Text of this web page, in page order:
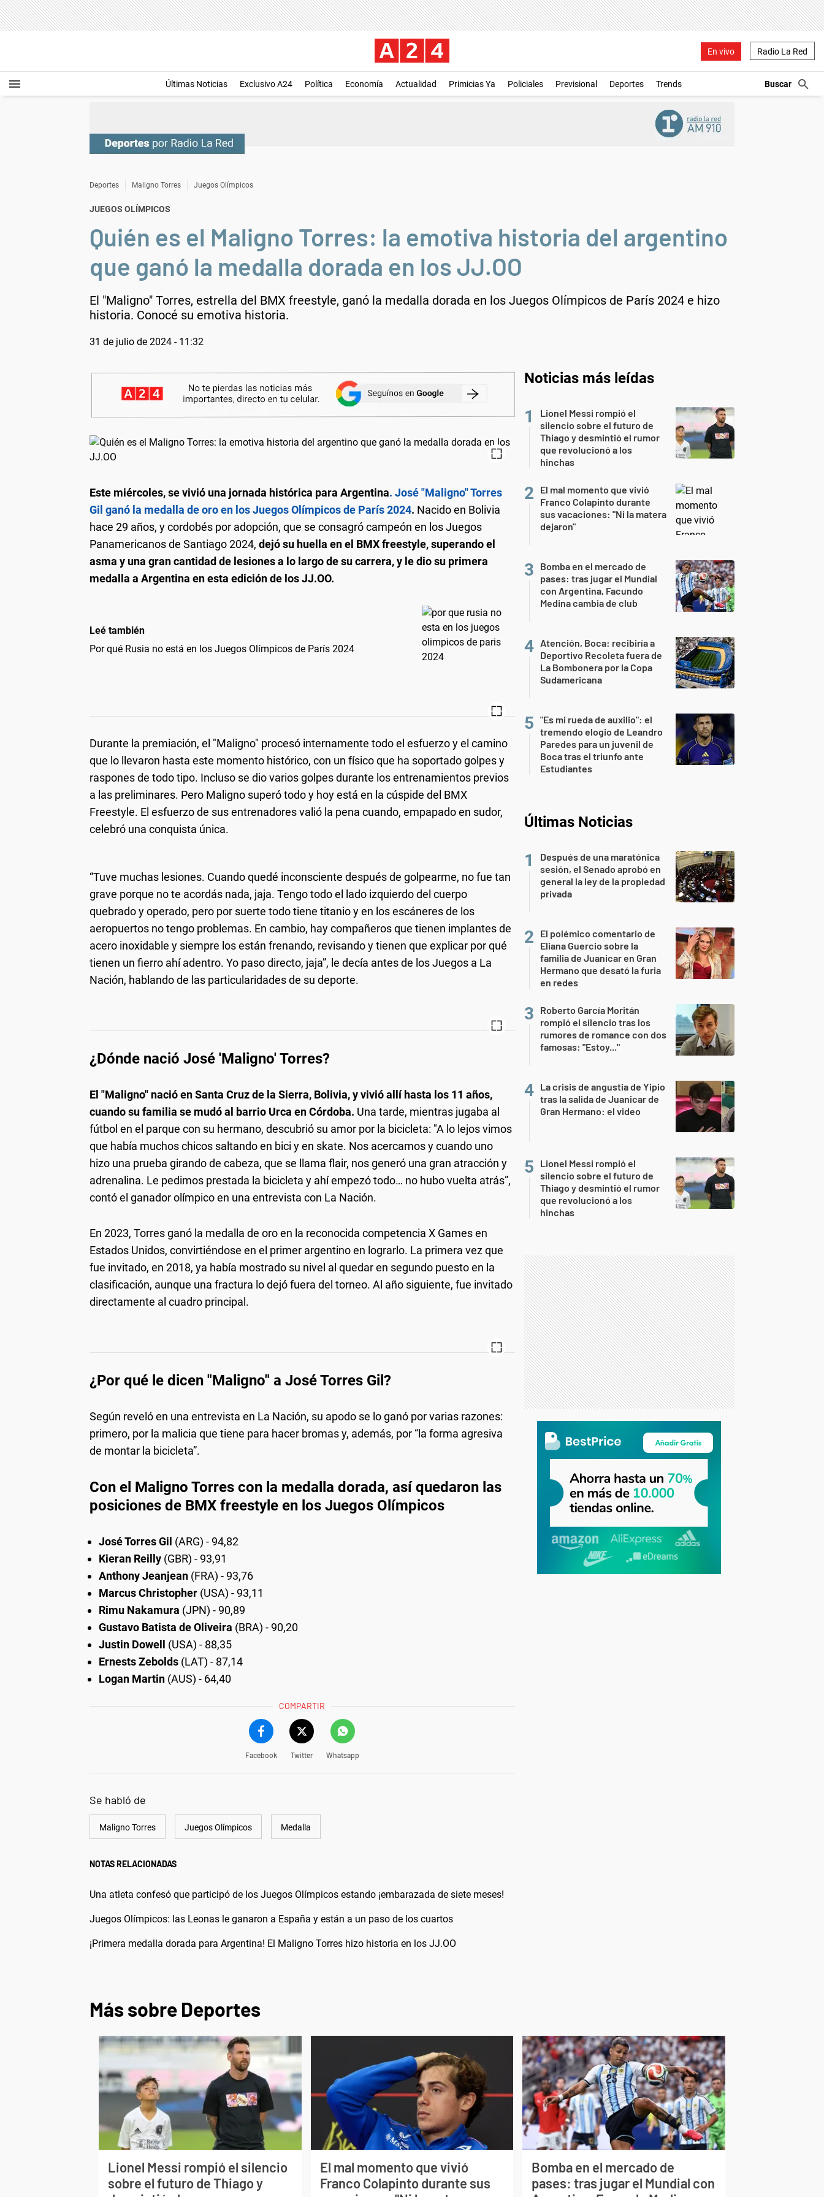
En vivo Radio La Red
Últimas Noticias Exclusivo A24 Política Economía Actualidad Primicias Ya Policiales Previsional Deportes Trends
Deportes Maligno Torres Juegos Olímpicos
JUEGOS OLÍMPICOS
Quién es el Maligno Torres: la emotiva historia del argentino
que ganó la medalla dorada en los JJ.OO
El "Maligno" Torres, estrella del BMX freestyle, ganó la medalla dorada en los Juegos Olímpicos de París 2024 e hizo
historia. Conocé su emotiva historia.
31 de julio de 2024 - 11:32
Este miércoles, se vivió una jornada histórica para Argentina. José "Maligno" Torres
Gil ganó la medalla de oro en los Juegos Olímpicos de París 2024. Nacido en Bolivia
hace 29 años, y cordobés por adopción, que se consagró campeón en los Juegos
Panamericanos de Santiago 2024, dejó su huella en el BMX freestyle, superando el
asma y una gran cantidad de lesiones a lo largo de su carrera, y le dio su primera
medalla a Argentina en esta edición de los JJ.OO.
Leé también
Por qué Rusia no está en los Juegos Olímpicos de París 2024
Durante la premiación, el "Maligno" procesó internamente todo el esfuerzo y el camino
que lo llevaron hasta este momento histórico, con un físico que ha soportado golpes y
raspones de todo tipo. Incluso se dio varios golpes durante los entrenamientos previos
a las preliminares. Pero Maligno superó todo y hoy está en la cúspide del BMX
Freestyle. El esfuerzo de sus entrenadores valió la pena cuando, empapado en sudor,
celebró una conquista única.
“Tuve muchas lesiones. Cuando quedé inconsciente después de golpearme, no fue tan
grave porque no te acordás nada, jaja. Tengo todo el lado izquierdo del cuerpo
quebrado y operado, pero por suerte todo tiene titanio y en los escáneres de los
aeropuertos no tengo problemas. En cambio, hay compañeros que tienen implantes de
acero inoxidable y siempre los están frenando, revisando y tienen que explicar por qué
tienen un fierro ahí adentro. Yo paso directo, jaja”, le decía antes de los Juegos a La
Nación, hablando de las particularidades de su deporte.
¿Dónde nació José 'Maligno' Torres?
El "Maligno" nació en Santa Cruz de la Sierra, Bolivia, y vivió allí hasta los 11 años,
cuando su familia se mudó al barrio Urca en Córdoba. Una tarde, mientras jugaba al
fútbol en el parque con su hermano, descubrió su amor por la bicicleta: "A lo lejos vimos
que había muchos chicos saltando en bici y en skate. Nos acercamos y cuando uno
hizo una prueba girando de cabeza, que se llama flair, nos generó una gran atracción y
adrenalina. Le pedimos prestada la bicicleta y ahí empezó todo… no hubo vuelta atrás”,
contó el ganador olímpico en una entrevista con La Nación.
En 2023, Torres ganó la medalla de oro en la reconocida competencia X Games en
Estados Unidos, convirtiéndose en el primer argentino en lograrlo. La primera vez que
fue invitado, en 2018, ya había mostrado su nivel al quedar en segundo puesto en la
clasificación, aunque una fractura lo dejó fuera del torneo. Al año siguiente, fue invitado
directamente al cuadro principal.
¿Por qué le dicen "Maligno" a José Torres Gil?
Según reveló en una entrevista en La Nación, su apodo se lo ganó por varias razones:
primero, por la malicia que tiene para hacer bromas y, además, por “la forma agresiva
de montar la bicicleta”.
Con el Maligno Torres con la medalla dorada, así quedaron las
posiciones de BMX freestyle en los Juegos Olímpicos
José Torres Gil (ARG) - 94,82
Kieran Reilly (GBR) - 93,91
Anthony Jeanjean (FRA) - 93,76
Marcus Christopher (USA) - 93,11
Rimu Nakamura (JPN) - 90,89
Gustavo Batista de Oliveira (BRA) - 90,20
Justin Dowell
(USA) - 88,35
Ernests Zebolds (LAT) - 87,14
Logan Martin (AUS) - 64,40
COMPARTIR
Facebook Twitter Whatsapp
Se habló de
Maligno Torres Juegos Olímpicos Medalla
NOTAS RELACIONADAS
Una atleta confesó que participó de los Juegos Olímpicos estando ¡embarazada de siete meses!
Juegos Olímpicos: las Leonas le ganaron a España y están a un paso de los cuartos
¡Primera medalla dorada para Argentina! El Maligno Torres hizo historia en los JJ.OO
Noticias más leídas
Lionel Messi rompió el
silencio sobre el futuro de
Thiago y desmintió el rumor
que revolucionó a los
hinchas
El mal momento que vivió
Franco Colapinto durante
sus vacaciones: "Ni la matera
dejaron"
Bomba en el mercado de
pases: tras jugar el Mundial
con Argentina, Facundo
Medina cambia de club
Atención, Boca: recibiría a
Deportivo Recoleta fuera de
La Bombonera por la Copa
Sudamericana
"Es mi rueda de auxilio": el
tremendo elogio de Leandro
Paredes para un juvenil de
Boca tras el triunfo ante
Estudiantes
Últimas Noticias
Después de una maratónica
sesión, el Senado aprobó en
general la ley de la propiedad
privada
El polémico comentario de
Eliana Guercio sobre la
familia de Juanicar en Gran
Hermano que desató la furia
en redes
Roberto García Moritán
rompió el silencio tras los
rumores de romance con dos
famosas: "Estoy..."
La crisis de angustia de Yipio
tras la salida de Juanicar de
Gran Hermano: el video
Lionel Messi rompió el
silencio sobre el futuro de
Thiago y desmintió el rumor
que revolucionó a los
hinchas
Más sobre Deportes
Lionel Messi rompió el silencio
sobre el futuro de Thiago y
El mal momento que vivió
Franco Colapinto durante sus
Bomba en el mercado de
pases: tras jugar el Mundial con